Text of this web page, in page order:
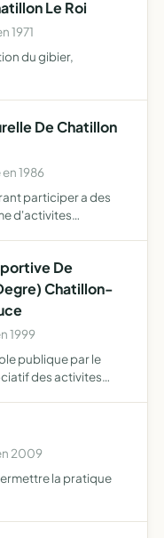
Le Roi
1971
du gibier,
De Chatillon
1986
participer a des
d'activites
De
Chatillon-
1999
publique par le
des activites
2009
la pratique